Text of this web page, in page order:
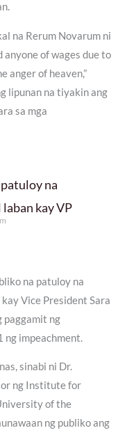
na Rerum Novarum ni
anyone of wages due to
anger of heaven,”
lipunan na tiyakin ang
sa mga
na
kay VP
na patuloy na
Vice President Sara
paggamit ng
ng impeachment.
sinabi ni Dr.
ng Institute for
of the
ng publiko ang